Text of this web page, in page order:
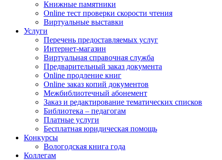
Книжные памятники
Online тест проверки скорости чтения
Виртуальные выставки
Услуги
Перечень предоставляемых услуг
Интернет-магазин
Виртуальная справочная служба
Предварительный заказ документа
Online продление книг
Online заказ копий документов
Межбиблиотечный абонемент
Заказ и редактирование тематических списков
Библиотека – педагогам
Платные услуги
Бесплатная юридическая помощь
Конкурсы
Вологодская книга года
Коллегам